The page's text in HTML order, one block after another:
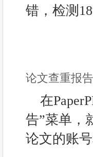
错，检测
论文查重报
在
告”菜单，
论文的账